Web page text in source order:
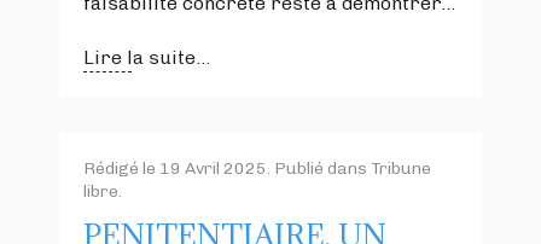
Lire la suite...
Rédigé le 19 Avril 2025. Publié dans Tribune
libre.
PENITENTIAIRE, UN